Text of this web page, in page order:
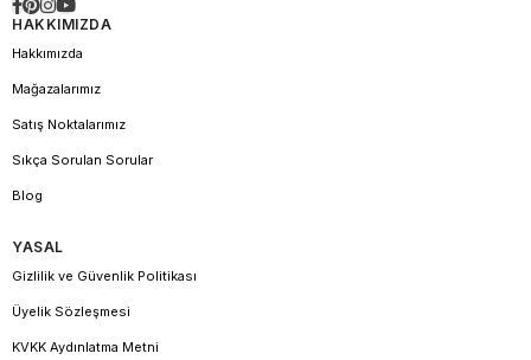
HAKKIMIZDA
Hakkımızda
Mağazalarımız
Satış Noktalarımız
Sıkça Sorulan Sorular
Blog
YASAL
Gizlilik ve Güvenlik Politikası
Üyelik Sözleşmesi
KVKK Aydınlatma Metni